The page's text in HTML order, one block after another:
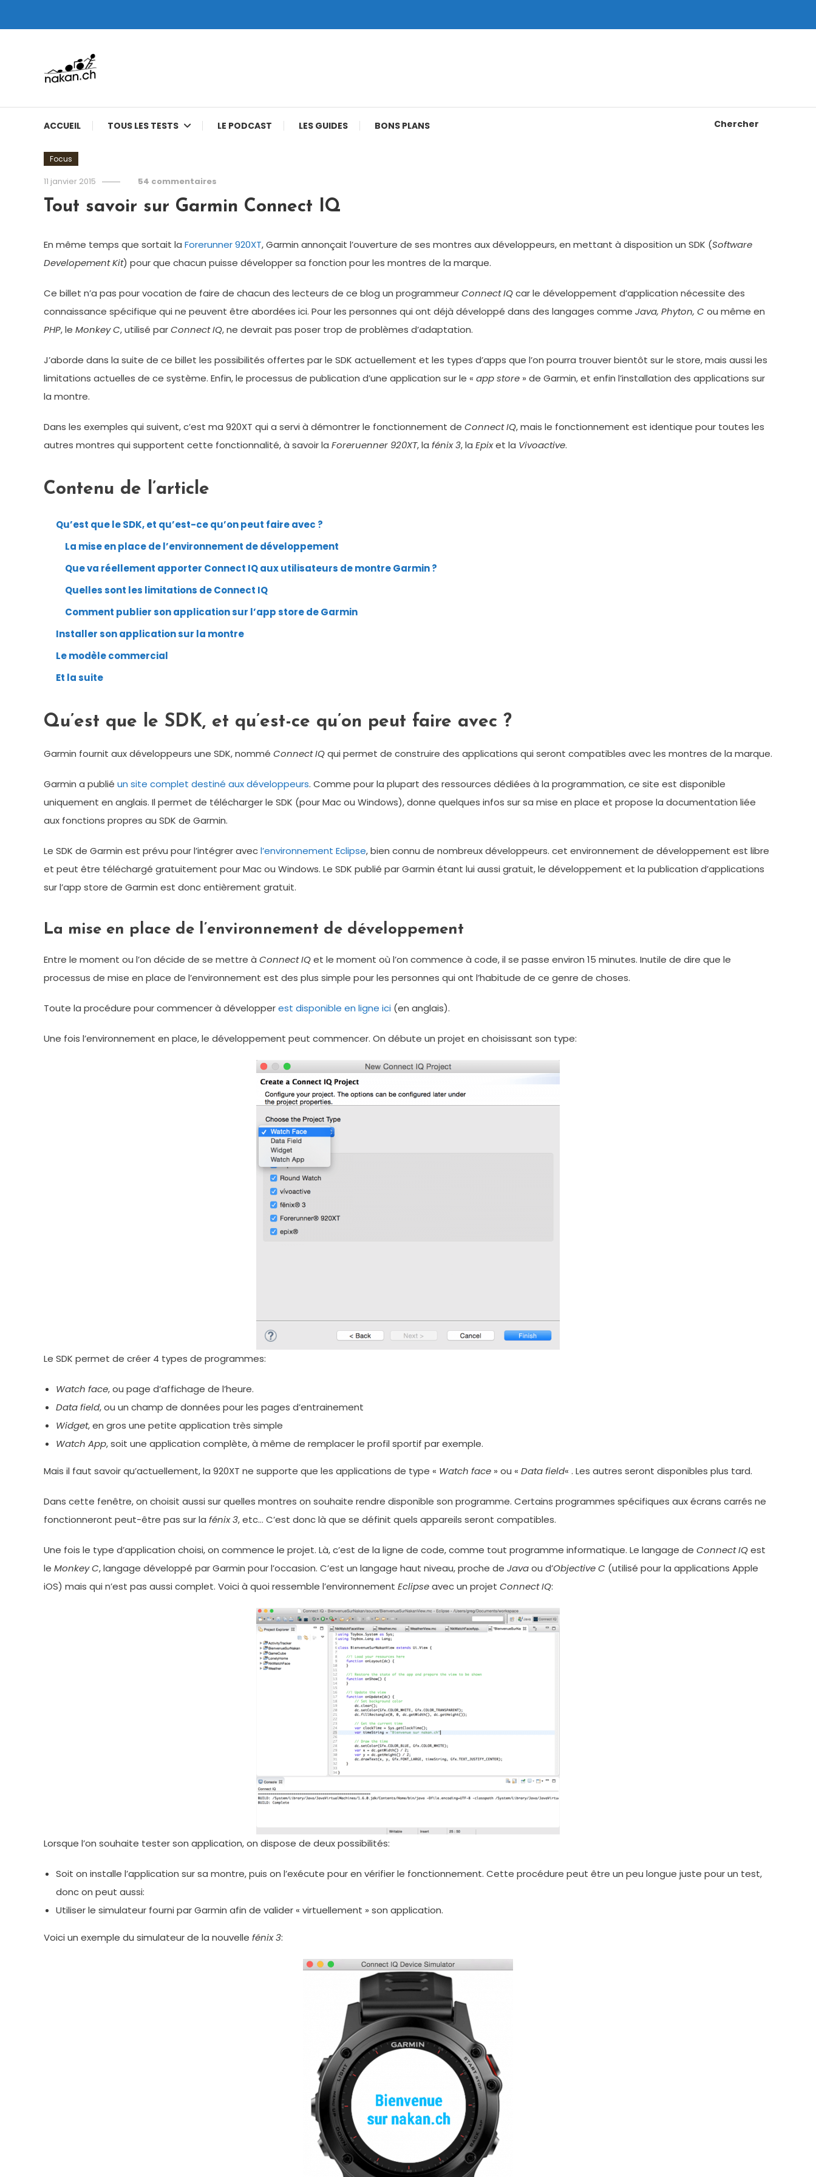
ACCUEIL TOUS LES TESTS LE PODCAST LES GUIDES BONS PLANS Chercher
Focus
11 janvier 2015 54 commentaires
Tout savoir sur Garmin Connect IQ
En même temps que sortait la Forerunner 920XT, Garmin annonçait l’ouverture de ses montres aux développeurs, en mettant à disposition un SDK (Software
Developement Kit) pour que chacun puisse développer sa fonction pour les montres de la marque.
Ce billet n’a pas pour vocation de faire de chacun des lecteurs de ce blog un programmeurConnect IQcar le développement d’application nécessite des
connaissance spécifique qui ne peuvent être abordées ici. Pour les personnes qui ont déjà développé dans des langages comme Java, Phyton, C ou même en
PHP, le Monkey C, utilisé parConnect IQ, ne devrait pas poser trop de problèmes d’adaptation.
J’aborde dans la suite de ce billet les possibilités offertes par le SDK actuellement et les types d’apps que l’on pourra trouver bientôt sur le store, mais aussi les
limitations actuelles de ce système. Enfin, le processus de publication d’une application sur le « app store » de Garmin, et enfin l’installation des applications sur
la montre.
Dans les exemples qui suivent, c’est ma 920XT qui a servi à démontrer le fonctionnement de Connect IQ, mais le fonctionnement est identique pour toutes les
autres montres qui supportent cette fonctionnalité, à savoir la Foreruenner 920XT, la fénix 3, la Epixet la Vivoactive.
Contenu de l’article
Qu’est que le SDK, et qu’est-ce qu’on peut faire avec ?
La mise en place de l’environnement de développement
Que va réellement apporter Connect IQ aux utilisateurs de montre Garmin ?
Quelles sont les limitations de Connect IQ
Comment publier son application sur l’app store de Garmin
Installer son application sur la montre
Le modèle commercial
Et la suite
Qu’est que le SDK, et qu’est-ce qu’on peut faire avec ?
Garmin fournit aux développeurs une SDK, nommé Connect IQqui permet de construire des applications qui seront compatibles avec les montres de la marque.
Garmin a publié un site complet destiné aux développeurs. Comme pour la plupart des ressources dédiées à la programmation, ce site est disponible
uniquement en anglais. Il permet de télécharger le SDK (pour Mac ou Windows), donne quelques infos sur sa mise en place et propose la documentation liée
aux fonctions propres au SDK de Garmin.
Le SDK de Garmin est prévu pour l’intégrer avecl’environnement Eclipse, bien connu de nombreux développeurs. cet environnement de développement est libre
et peut être téléchargé gratuitement pour Mac ou Windows. Le SDK publié par Garmin étant lui aussi gratuit, le développement et la publication d’applications
sur l’app store de Garmin est donc entièrement gratuit.
La mise en place de l’environnement de développement
Entre le moment ou l’on décide de se mettre à Connect IQet le moment où l’on commence à code, il se passe environ 15 minutes. Inutile de dire que le
processus de mise en place de l’environnement est des plus simple pour les personnes qui ont l’habitude de ce genre de choses.
Toute la procédure pour commencer à développerest disponible en ligne ici (en anglais).
Une fois l’environnement en place, le développement peut commencer. On débute un projet en choisissant son type:
Le SDK permet de créer 4 types de programmes:
Watch face, ou page d’affichage de l’heure.
Data field, ou un champ de données pour les pages d’entrainement
Widget, en gros une petite application très simple
Watch App, soit une application complète, à même de remplacer le profil sportif par exemple.
Mais il faut savoir qu’actuellement, la 920XT ne supporte que les applications de type « Watch face » ou « Data field« . Les autres seront disponibles plus tard.
Dans cette fenêtre, on choisit aussi sur quelles montres on souhaite rendre disponible son programme. Certains programmes spécifiques aux écrans carrés ne
fonctionneront peut-être pas sur la fénix 3, etc… C’est donc là que se définit quels appareils seront compatibles.
Une fois le type d’application choisi, on commence le projet. Là, c’est de la ligne de code, comme tout programme informatique. Le langage de Connect IQest
le Monkey C, langage développé par Garmin pour l’occasion. C’est un langage haut niveau, proche de Javaou d’Objective C (utilisé pour la applications Apple
iOS) mais qui n’est pas aussi complet. Voici à quoi ressemble l’environnement Eclipseavec un projet Connect IQ:
Lorsque l’on souhaite tester son application, on dispose de deux possibilités:
Soit on installe l’application sur sa montre, puis on l’exécute pour en vérifier le fonctionnement. Cette procédure peut être un peu longue juste pour un test,
donc on peut aussi:
Utiliser le simulateur fourni par Garmin afin de valider « virtuellement » son application.
Voici un exemple du simulateur de la nouvelle fénix 3: